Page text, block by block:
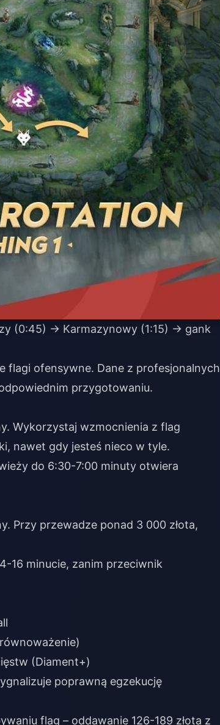
(0:45) → Karmazynowy (1:15) → gank
flagi ofensywne. Dane z profesjonalnych
przygotowaniu.
Wykorzystaj wzmocnienia z flag
nawet gdy jesteś nieco w tyle.
do 6:30-7:00 minuty otwiera
Przy przewadze ponad 3 000 złota,
16 minucie, zanim przeciwnik
(Diament+)
poprawną egzekucję
flag – oddawanie 126-189 złota z